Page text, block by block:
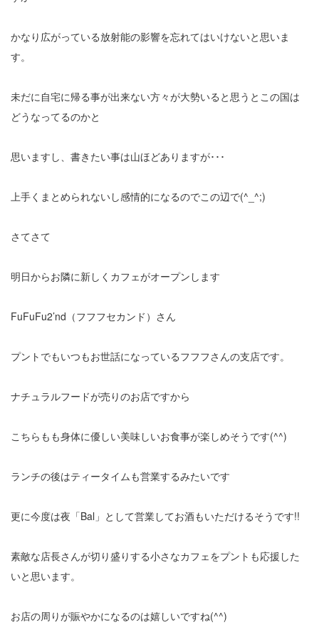
かなり広がっている放射能の影響を忘れてはいけないと思いま
す。
未だに自宅に帰る事が出来ない方々が大勢いると思うとこの国は
どうなってるのかと
思いますし、書きたい事は山ほどありますが･･･
上手くまとめられないし感情的になるのでこの辺で(^_^;)
さてさて
明日からお隣に新しくカフェがオープンします
FuFuFu2’nd（フフフセカンド）さん
プントでもいつもお世話になっているフフフさんの支店です。
ナチュラルフードが売りのお店ですから
こちらもも身体に優しい美味しいお食事が楽しめそうです(^^)
ランチの後はティータイムも営業するみたいです
更に今度は夜「Bal」として営業してお酒もいただけるそうです!!
素敵な店長さんが切り盛りする小さなカフェをプントも応援した
いと思います。
お店の周りが賑やかになるのは嬉しいですね(^^)